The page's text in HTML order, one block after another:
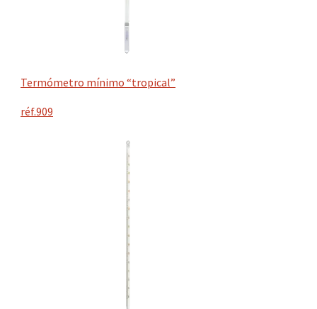
Termómetro mínimo “tropical”
réf.909